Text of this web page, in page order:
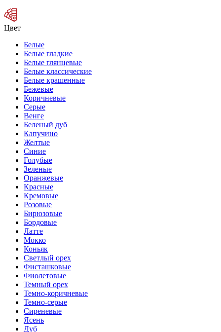
Цвет
Белые
Белые гладкие
Белые глянцевые
Белые классические
Белые крашенные
Бежевые
Коричневые
Серые
Венге
Беленый дуб
Капучино
Желтые
Синие
Голубые
Зеленые
Оранжевые
Красные
Кремовые
Розовые
Бирюзовые
Бордовые
Латте
Мокко
Коньяк
Светлый орех
Фисташковые
Фиолетовые
Темный орех
Темно-коричневые
Темно-серые
Сиреневые
Ясень
Дуб